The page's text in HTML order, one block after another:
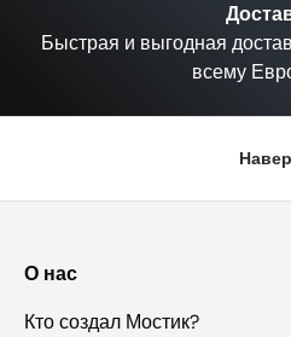
Быстрая и выгодная
всему
О нас
Кто создал Мостик?